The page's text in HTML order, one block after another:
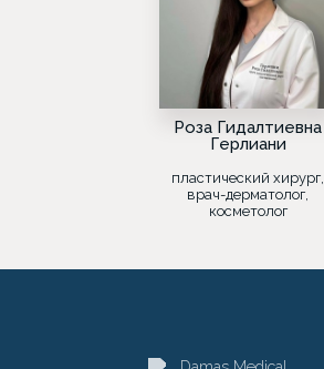
Роза Гидалтиевна
Герлиани
пластический хирург,
врач-дерматолог,
косметолог